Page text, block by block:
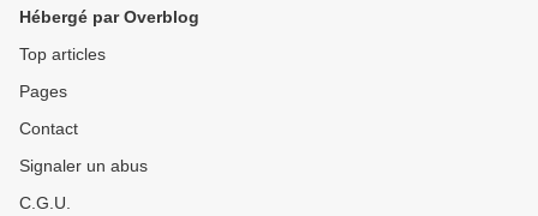
Hébergé par Overblog
Top articles
Pages
Contact
Signaler un abus
C.G.U.